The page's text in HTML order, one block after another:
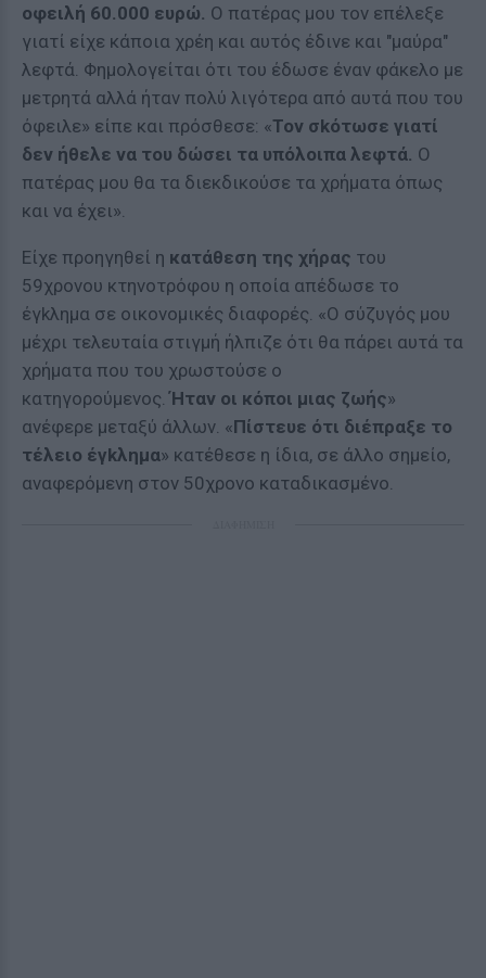
οφειλή 60.000 ευρώ. Ο πατέρας μου τον επέλεξε
γιατί είχε κάποια χρέη και αυτός έδινε και "μαύρα"
λεφτά. Φημολογείται ότι του έδωσε έναν φάκελο με
μετρητά αλλά ήταν πολύ λιγότερα από αυτά που του
όφειλε» είπε και πρόσθεσε: «Τον σkότωσε γιατί
δεν ήθελε να του δώσει τα υπόλοιπα λεφτά. Ο
πατέρας μου θα τα διεκδικούσε τα χρήματα όπως
και να έχει».
Είχε προηγηθεί η κατάθεση της χήρας του
59χρονου κτηνοτρόφου η οποία απέδωσε το
έγkλημα σε οικονομικές διαφορές. «Ο σύζυγός μου
μέχρι τελευταία στιγμή ήλπιζε ότι θα πάρει αυτά τα
χρήματα που του χρωστούσε ο
κατηγορούμενος.Ήταν οι κόποι μιας ζωής»
ανέφερε μεταξύ άλλων. «Πίστευε ότι διέπραξε το
τέλειο έγkλημα» κατέθεσε η ίδια, σε άλλο σημείο,
αναφερόμενη στον 50χρονο καταδικασμένο.